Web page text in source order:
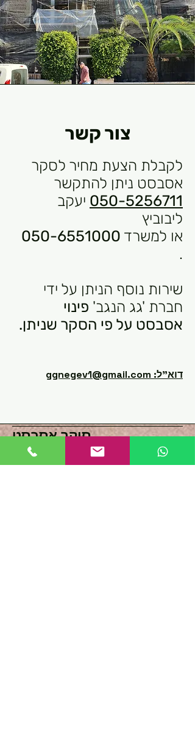
צור קשר
לקבלת הצעת מחיר לסקר
אסבסט ניתן להתקשר
050-5256711 יעקב
ליבוביץ
או למשרד 050-6551000
.
שירות נוסף הניתן על ידי
חברת 'גג הנגב' פינוי
אסבסט על פי הסקר שניתן.
דוא"ל: ggnegev1@gmail.com
סוקר אסבסט
'גג הנגב' פינוי אסבסט